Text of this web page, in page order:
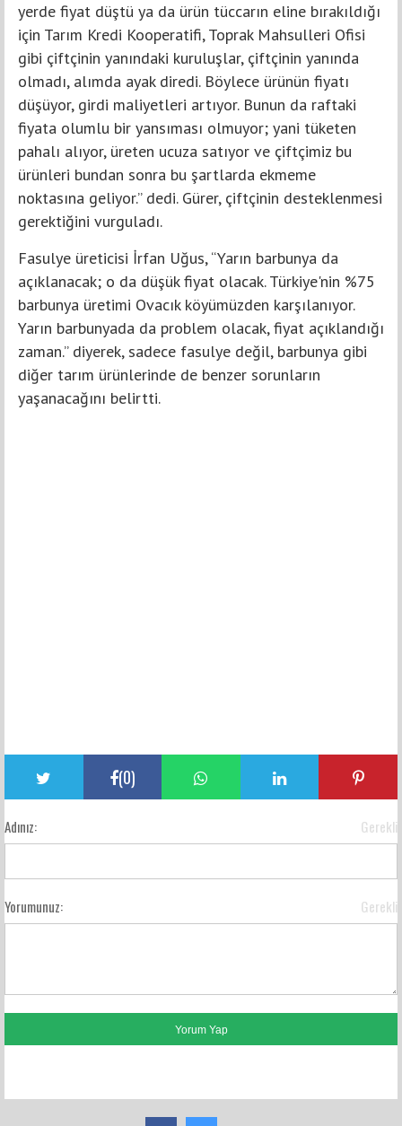
yerde fiyat düştü ya da ürün tüccarın eline bırakıldığı
için Tarım Kredi Kooperatifi, Toprak Mahsulleri Ofisi
gibi çiftçinin yanındaki kuruluşlar, çiftçinin yanında
olmadı, alımda ayak diredi. Böylece ürünün fiyatı
düşüyor, girdi maliyetleri artıyor. Bunun da raftaki
fiyata olumlu bir yansıması olmuyor; yani tüketen
pahalı alıyor, üreten ucuza satıyor ve çiftçimiz bu
ürünleri bundan sonra bu şartlarda ekmeme
noktasına geliyor.” dedi. Gürer, çiftçinin desteklenmesi
gerektiğini vurguladı.
Fasulye üreticisi İrfan Uğus, “Yarın barbunya da
açıklanacak; o da düşük fiyat olacak. Türkiye'nin %75
barbunya üretimi Ovacık köyümüzden karşılanıyor.
Yarın barbunyada da problem olacak, fiyat açıklandığı
zaman.” diyerek, sadece fasulye değil, barbunya gibi
diğer tarım ürünlerinde de benzer sorunların
yaşanacağını belirtti.
(0)
Adınız: Gerekli
Yorumunuz: Gerekli